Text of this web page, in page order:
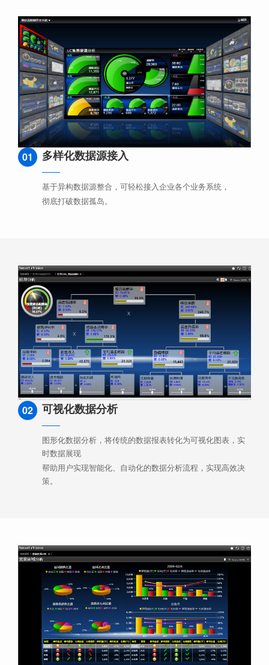
01 多样化数据源接入
基于异构数据源整合，可轻松接入企业各个业务系统，
彻底打破数据孤岛。
02 可视化数据分析
图形化数据分析，将传统的数据报表转化为可视化图表，实
时数据展现
帮助用户实现智能化、自动化的数据分析流程，实现高效决
策。